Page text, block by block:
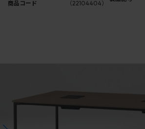
商品コード （22104404）